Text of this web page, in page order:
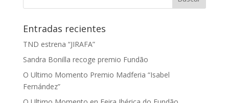
Entradas recientes
TND estrena “JIRAFA”
Sandra Bonilla recoge premio Fundão
O Ultimo Momento Premio Madferia “Isabel
Fernández”